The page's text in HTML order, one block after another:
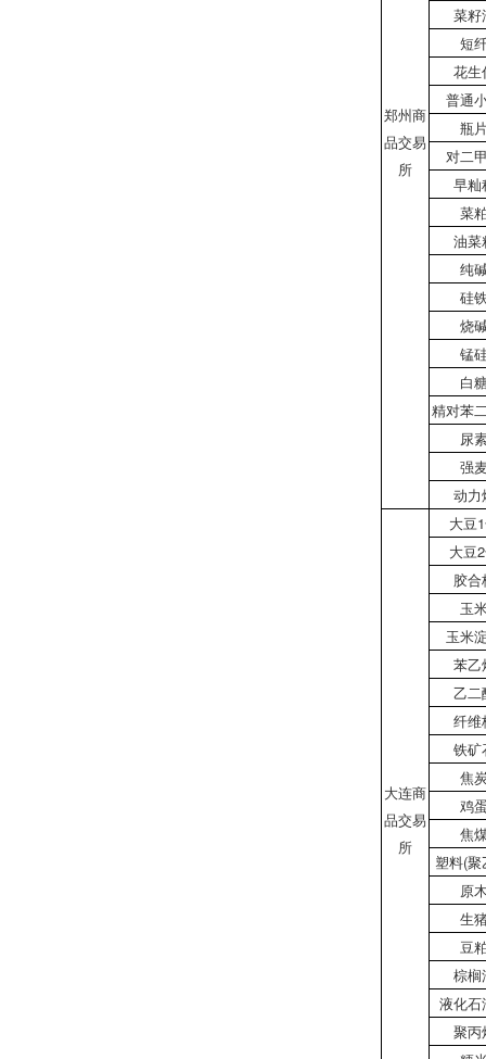
郑州商
品交易
所
菜籽
短
花生
普通
瓶
对二
早籼
菜
油菜
纯
硅
烧
锰
白
精对苯
尿
强
动力
大连商
品交易
所
大豆
大豆
胶合
玉
玉米
苯乙
乙二
纤维
铁矿
焦
鸡
焦
塑料(聚
原
生
豆
棕榈
液化石
聚丙